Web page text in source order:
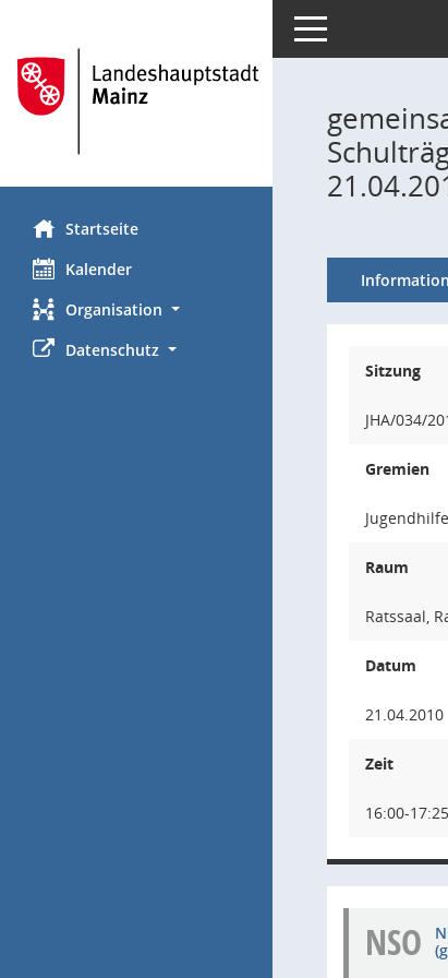
Startseite
Kalender
Organisation
Datenschutz
Toggle navigation
Sitzung
JHA/034/
Gremien
Raum
Ratssaal,
Datum
21.04.2010
Zeit
16:00-
NSO